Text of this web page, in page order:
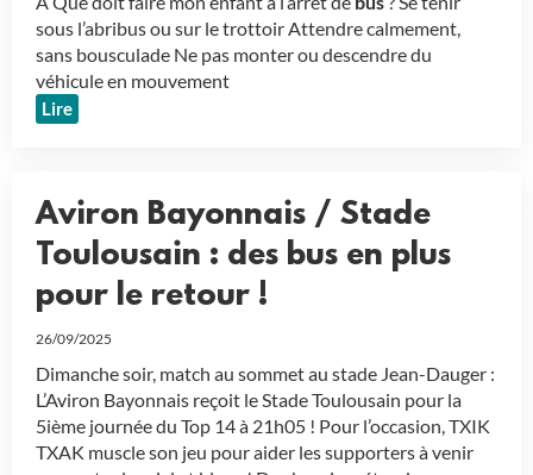
sous l’abribus ou sur le trottoir Attendre calmement,
sans bousculade Ne pas monter ou descendre du
véhicule en mouvement
Lire
Aviron Bayonnais / Stade
Toulousain : des bus en plus
pour le retour !
26/09/2025
Dimanche soir, match au sommet au stade Jean-Dauger :
L’Aviron Bayonnais reçoit le Stade Toulousain pour la
5ième journée du Top 14 à 21h05 ! Pour l’occasion, TXIK
TXAK muscle son jeu pour aider les supporters à venir